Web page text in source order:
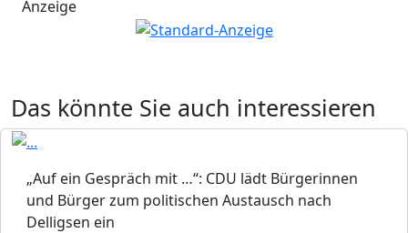
Anzeige
Das könnte Sie auch interessieren
„Auf ein Gespräch mit …“: CDU lädt Bürgerinnen
und Bürger zum politischen Austausch nach
Delligsen ein